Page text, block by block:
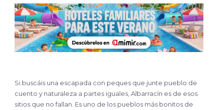
Si buscáis una escapada con peques que junte pueblo de
cuento y naturaleza a partes iguales, Albarracín es de esos
sitios que no fallan. Es uno de los pueblos más bonitos de